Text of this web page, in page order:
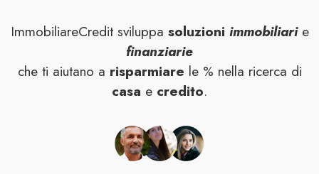
ImmobiliareCredit sviluppa soluzioni immobiliari e
finanziarie
che ti aiutano a risparmiare le % nella ricerca di
casa e credito.